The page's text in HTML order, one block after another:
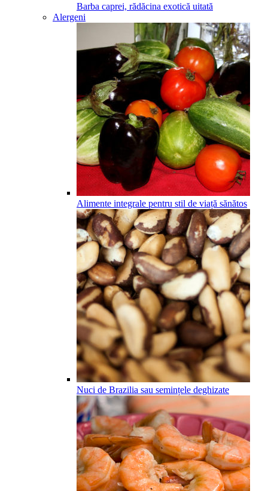
Barba caprei, rădăcina exotică uitată
Alergeni
Alimente integrale pentru stil de viață sănătos
Nuci de Brazilia sau semințele deghizate